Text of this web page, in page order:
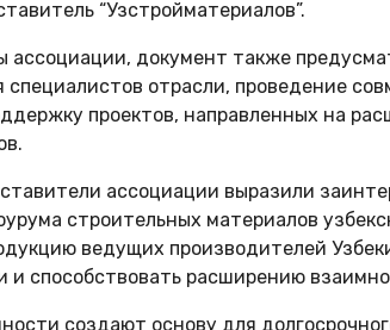
“Узстройматериалов”.
документ также
отрасли, проведение
проектов, направленных на
ассоциации выразили
строительных материалов
ведущих производителей
и способствовать расширению
создают основу для